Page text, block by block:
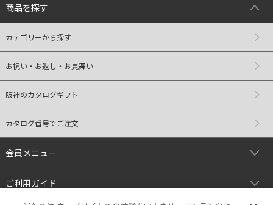
商品を探す
カテゴリーから探す
お祝い・お返し・お見舞い
阪神のカタログギフト
カタログ番号でご注文
会員メニュー
ご利用ガイド